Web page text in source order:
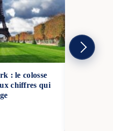
: le colosse
chiffres qui